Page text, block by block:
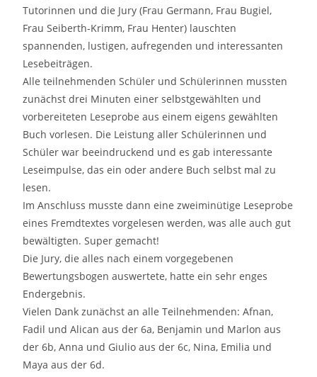
Tutorinnen und die Jury (Frau Germann, Frau Bugiel,
Frau Seiberth-Krimm, Frau Henter) lauschten
spannenden, lustigen, aufregenden und interessanten
Lesebeiträgen.
Alle teilnehmenden Schüler und Schülerinnen mussten
zunächst drei Minuten einer selbstgewählten und
vorbereiteten Leseprobe aus einem eigens gewählten
Buch vorlesen. Die Leistung aller Schülerinnen und
Schüler war beeindruckend und es gab interessante
Leseimpulse, das ein oder andere Buch selbst mal zu
lesen.
Im Anschluss musste dann eine zweiminütige Leseprobe
eines Fremdtextes vorgelesen werden, was alle auch gut
bewältigten. Super gemacht!
Die Jury, die alles nach einem vorgegebenen
Bewertungsbogen auswertete, hatte ein sehr enges
Endergebnis.
Vielen Dank zunächst an alle Teilnehmenden: Afnan,
Fadil und Alican aus der 6a, Benjamin und Marlon aus
der 6b, Anna und Giulio aus der 6c, Nina, Emilia und
Maya aus der 6d.